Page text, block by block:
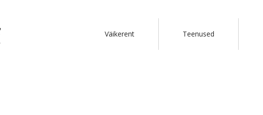
Väikerent Teenused